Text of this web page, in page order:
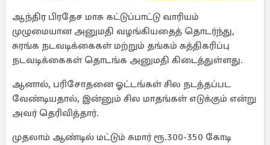
ஆந்திர பிரதேச மாசு கட்டுப்பாட்டு வாரியம்
முழுமையான அனுமதி வழங்கியதைத் தொடர்ந்து,
சுரங்க நடவடிக்கைகள் மற்றும் தங்கம் சுத்திகரிப்பு
நடவடிக்கைகள் தொடங்க அனுமதி கிடைத்துள்ளது.
ஆனால், பரிசோதனை ஓட்டங்கள் சில நடத்தப்பட
வேண்டியதால், இன்னும் சில மாதங்கள் எடுக்கும் என்று
அவர் தெரிவித்தார்.
முதலாம் ஆண்டில் மட்டும் சுமார் ரூ.300-350 கோடி